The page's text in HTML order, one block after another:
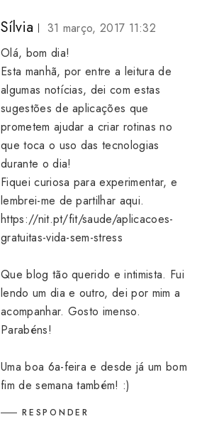
Sílvia
31 março, 2017 11:32
Olá, bom dia!
Esta manhã, por entre a leitura de
algumas notícias, dei com estas
sugestões de aplicações que
prometem ajudar a criar rotinas no
que toca o uso das tecnologias
durante o dia!
Fiquei curiosa para experimentar, e
lembrei-me de partilhar aqui.
https://nit.pt/fit/saude/aplicacoes-
gratuitas-vida-sem-stress
Que blog tão querido e intimista. Fui
lendo um dia e outro, dei por mim a
acompanhar. Gosto imenso.
Parabéns!
Uma boa 6a-feira e desde já um bom
fim de semana também! :)
RESPONDER